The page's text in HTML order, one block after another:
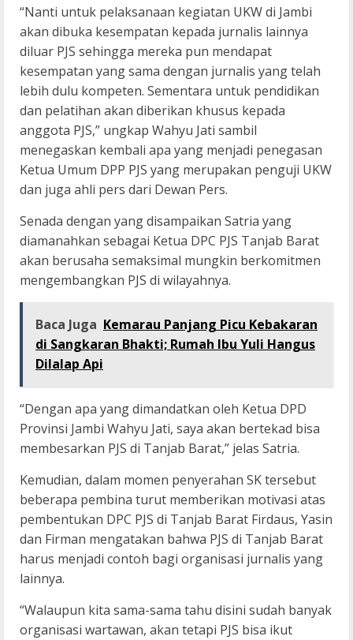
“Nanti untuk pelaksanaan kegiatan UKW di Jambi
akan dibuka kesempatan kepada jurnalis lainnya
diluar PJS sehingga mereka pun mendapat
kesempatan yang sama dengan jurnalis yang telah
lebih dulu kompeten. Sementara untuk pendidikan
dan pelatihan akan diberikan khusus kepada
anggota PJS,” ungkap Wahyu Jati sambil
menegaskan kembali apa yang menjadi penegasan
Ketua Umum DPP PJS yang merupakan penguji UKW
dan juga ahli pers dari Dewan Pers.
Senada dengan yang disampaikan Satria yang
diamanahkan sebagai Ketua DPC PJS Tanjab Barat
akan berusaha semaksimal mungkin berkomitmen
mengembangkan PJS di wilayahnya.
Baca Juga Kemarau Panjang Picu Kebakaran
di Sangkaran Bhakti; Rumah Ibu Yuli Hangus
Dilalap Api
“Dengan apa yang dimandatkan oleh Ketua DPD
Provinsi Jambi Wahyu Jati, saya akan bertekad bisa
membesarkan PJS di Tanjab Barat,” jelas Satria.
Kemudian, dalam momen penyerahan SK tersebut
beberapa pembina turut memberikan motivasi atas
pembentukan DPC PJS di Tanjab Barat Firdaus, Yasin
dan Firman mengatakan bahwa PJS di Tanjab Barat
harus menjadi contoh bagi organisasi jurnalis yang
lainnya.
“Walaupun kita sama-sama tahu disini sudah banyak
organisasi wartawan, akan tetapi PJS bisa ikut